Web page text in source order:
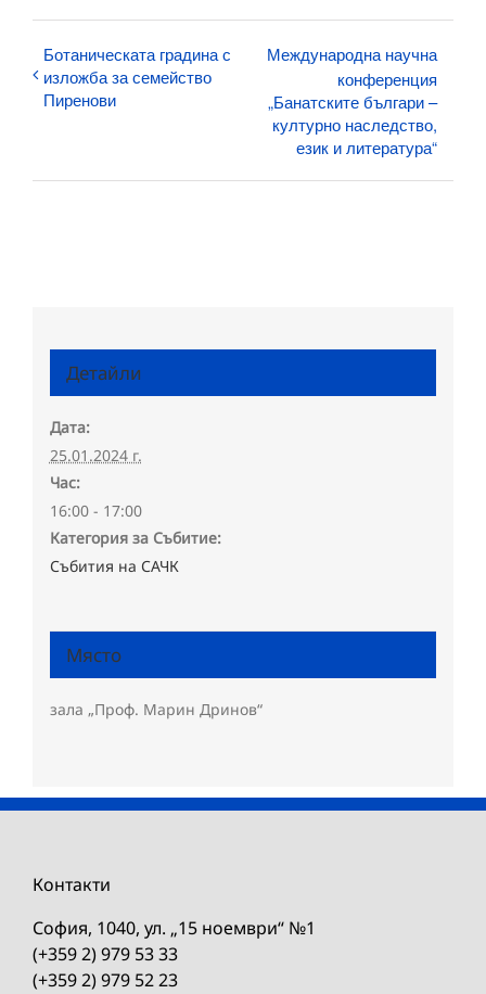
Ботаническата градина с
изложба за семейство
Пиренови
Международна научна
конференция
„Банатските българи –
културно наследство,
език и литература“
Детайли
Дата:
25.01.2024 г.
Час:
16:00 - 17:00
Категория за Събитие:
Събития на САЧК
Място
зала „Проф. Марин Дринов“
Контакти
София, 1040, ул. „15 ноември“ №1
(+359 2) 979 53 33
(+359 2) 979 52 23